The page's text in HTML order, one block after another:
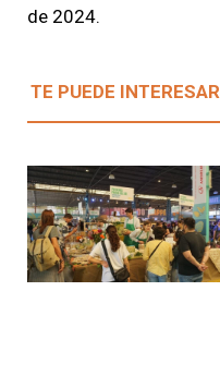
de 2024.
TE PUEDE INTERESAR